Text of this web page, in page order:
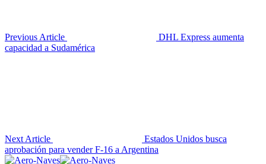
Previous Article
DHL Express aumenta
capacidad a Sudamérica
Next Article
Estados Unidos busca
aprobación para vender F-16 a Argentina